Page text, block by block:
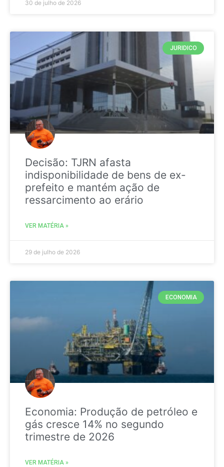
30 de julho de 2026
JURIDICO
Decisão: TJRN afasta
indisponibilidade de bens de ex-
prefeito e mantém ação de
ressarcimento ao erário
VER MATÉRIA »
29 de julho de 2026
ECONOMIA
Economia: Produção de petróleo e
gás cresce 14% no segundo
trimestre de 2026
VER MATÉRIA »